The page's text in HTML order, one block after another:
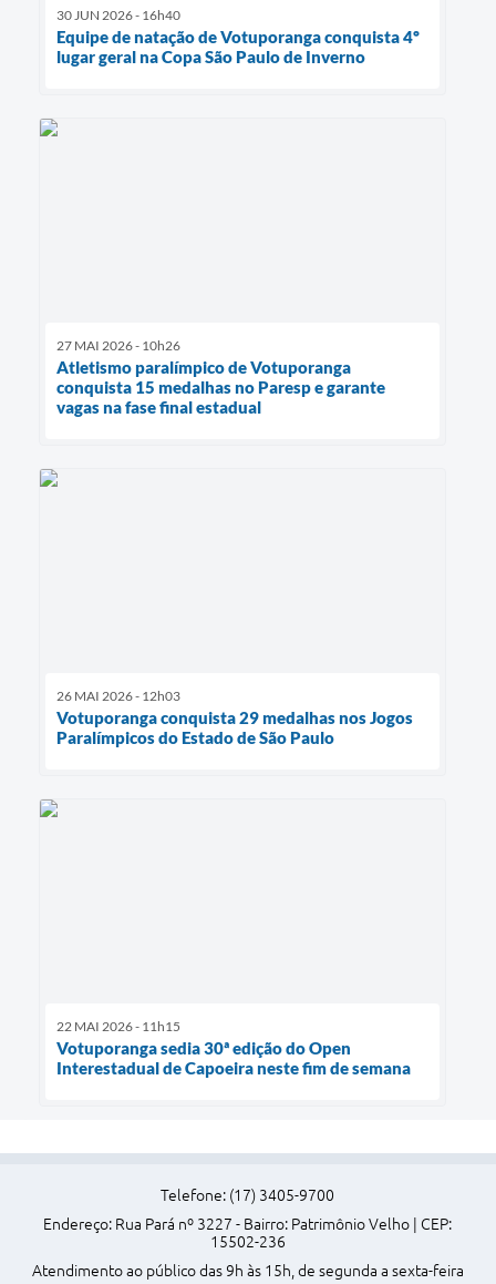
30 JUN 2026 - 16h40
Equipe de natação de Votuporanga conquista 4º
lugar geral na Copa São Paulo de Inverno
27 MAI 2026 - 10h26
Atletismo paralímpico de Votuporanga
conquista 15 medalhas no Paresp e garante
vagas na fase final estadual
26 MAI 2026 - 12h03
Votuporanga conquista 29 medalhas nos Jogos
Paralímpicos do Estado de São Paulo
22 MAI 2026 - 11h15
Votuporanga sedia 30ª edição do Open
Interestadual de Capoeira neste fim de semana
Telefone: (17) 3405-9700
Endereço: Rua Pará nº 3227 - Bairro: Patrimônio Velho | CEP:
15502-236
Atendimento ao público das 9h às 15h, de segunda a sexta-feira